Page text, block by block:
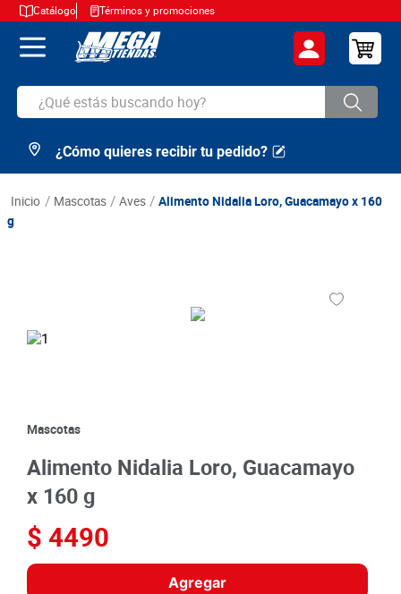
Catálogo Términos y promociones
¿Qué estás buscando hoy?
TÉRMINOS MÁS BUSCADOS
9.
queso
10. papa
¿Cómo quieres recibir tu pedido?
mascotas aves
Alimento Nidalia Loro, Guacamayo x 160
g
Mascotas
Alimento Nidalia Loro, Guacamayo
x 160 g
$ 4490
Agregar